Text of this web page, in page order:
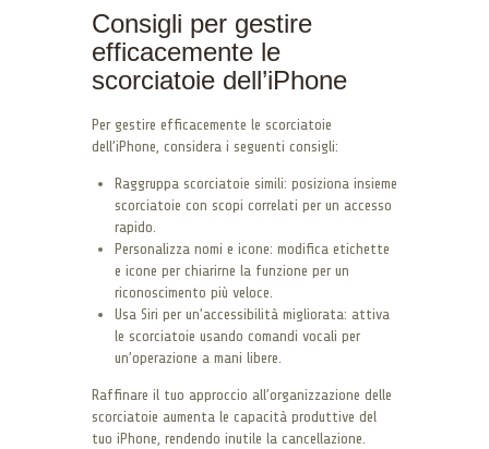
Consigli per gestire
efficacemente le
scorciatoie dell’iPhone
Per gestire efficacemente le scorciatoie
dell’iPhone, considera i seguenti consigli:
Raggruppa scorciatoie simili: posiziona insieme
scorciatoie con scopi correlati per un accesso
rapido.
Personalizza nomi e icone: modifica etichette
e icone per chiarirne la funzione per un
riconoscimento più veloce.
Usa Siri per un’accessibilità migliorata: attiva
le scorciatoie usando comandi vocali per
un’operazione a mani libere.
Raffinare il tuo approccio all’organizzazione delle
scorciatoie aumenta le capacità produttive del
tuo iPhone, rendendo inutile la cancellazione.